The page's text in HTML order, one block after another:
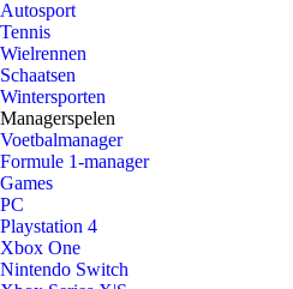
Autosport
Tennis
Wielrennen
Schaatsen
Wintersporten
Managerspelen
Voetbalmanager
Formule 1-manager
Games
PC
Playstation 4
Xbox One
Nintendo Switch